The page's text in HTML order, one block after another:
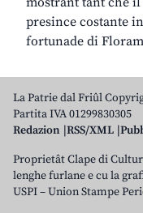
presince costante
fortunade di
La Patrie dal Friûl
Partita IVA 01299830305
Redazion RSS/XML
Proprietât Clape di
lenghe furlane e cu la
USPI – Union Stampe